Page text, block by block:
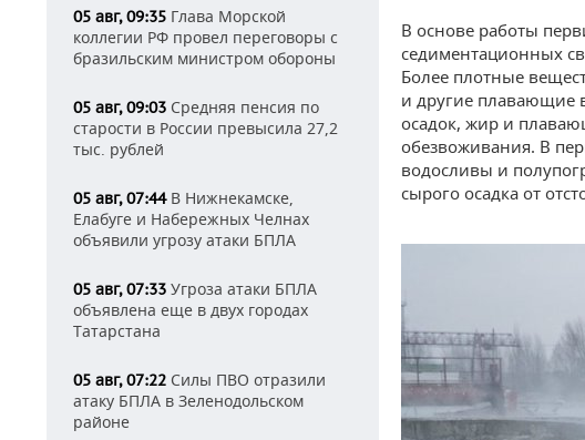
05 авг, 09:35 Глава Морской
коллегии РФ провел переговоры с
бразильским министром обороны
05 авг, 09:03 Средняя пенсия по
старости в России превысила 27,2
тыс. рублей
05 авг, 07:44В Нижнекамске,
Елабуге и Набережных Челнах
объявили угрозу атаки БПЛА
05 авг, 07:33 Угроза атаки БПЛА
объявлена еще в двух городах
Татарстана
05 авг, 07:22 Силы ПВО отразили
атаку БПЛА в Зеленодольском
районе
В основе работы
седиментационных
Более плотные
и другие плавающие
осадок, жир и
обезвоживания. В
водосливы и
сырого осадка от